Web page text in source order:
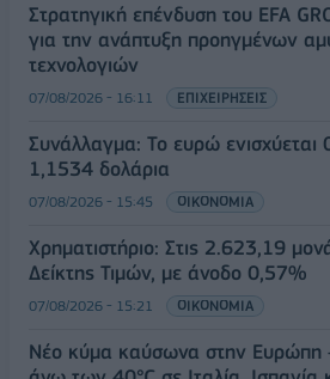
Στρατηγική επένδυση του EFA
για την ανάπτυξη προηγμένων
τεχνολογιών
07/08/2026 - 16:11 ΕΠΙΧΕΙΡΗΣΕΙΣ
Συνάλλαγμα: Το ευρώ ενισχύεται
1,1534 δολάρια
07/08/2026 - 15:45 ΟΙΚΟΝΟΜΙΑ
Χρηματιστήριο: Στις 2.623,19
Δείκτης Τιμών, με άνοδο 0,57%
07/08/2026 - 15:21 ΟΙΚΟΝΟΜΙΑ
Νέο κύμα καύσωνα στην Ευρώπη